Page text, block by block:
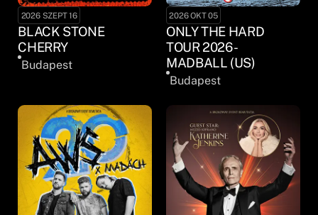
2026 SZEPT 16
BLACK STONE
CHERRY
Budapest
2026 OKT 05
ONLY THE HARD
TOUR 2026 -
MADBALL (US)
Budapest